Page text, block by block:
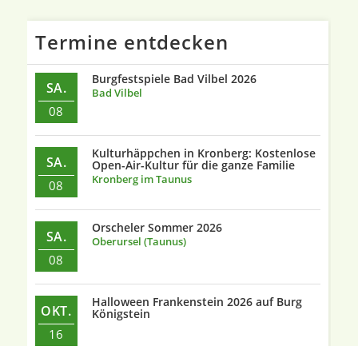
Termine entdecken
SA.
08
Burgfestspiele Bad Vilbel 2026
Bad Vilbel
SA.
08
Kulturhäppchen in Kronberg: Kostenlose
Open-Air-Kultur für die ganze Familie
Kronberg im Taunus
SA.
08
Orscheler Sommer 2026
Oberursel (Taunus)
OKT.
16
Halloween Frankenstein 2026 auf Burg
Königstein